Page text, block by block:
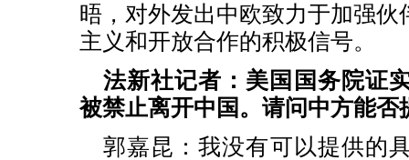
晤，对外发出中欧致力于加强
主义和开放合作的积极信号。
法新社记者：美国国务院证
被禁止离开中国。请问中方能否
郭嘉昆：我没有可以提供的